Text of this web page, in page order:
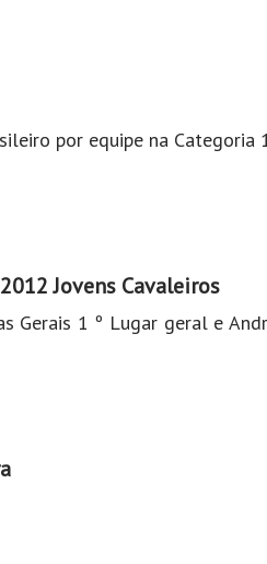
por equipe na Categoria
Jovens Cavaleiros
Gerais 1 º Lugar geral e